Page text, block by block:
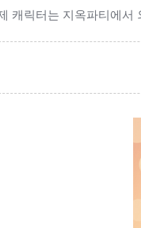
캐릭터는 지옥파티에서